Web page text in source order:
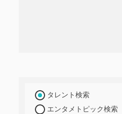
タレント検索
エンタメトピック検索